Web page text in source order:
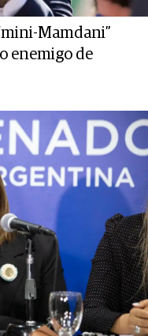
Mamdani”
enemigo de